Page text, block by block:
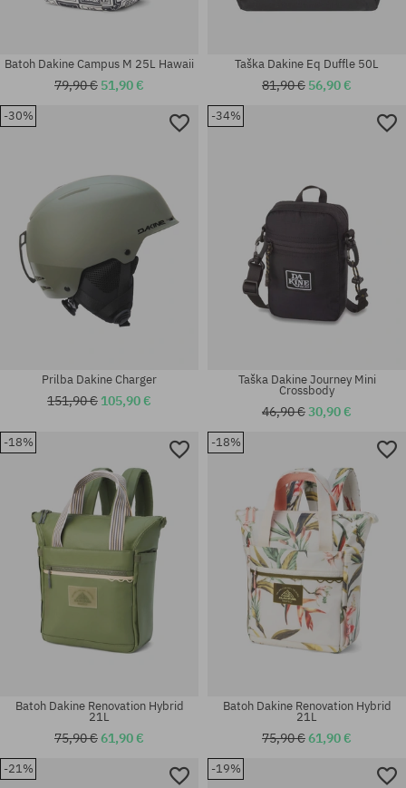
univerzálna veľkosť
Batoh Dakine Campus M 25L Hawaii
79,90 € 51,90 €
univerzálna veľkosť
Taška Dakine Eq Duffle 50L
81,90 € 56,90 €
-30%
Dostupné veľkosti:
Prilba Dakine Charger
151,90 € 105,90 €
-34%
Taška Dakine Journey Mini
Crossbody
46,90 €30,90 €
-18%
Batoh Dakine Renovation Hybrid
21L
75,90 €61,90 €
-18%
Batoh Dakine Renovation Hybrid
21L
75,90 €61,90 €
-21% -19%